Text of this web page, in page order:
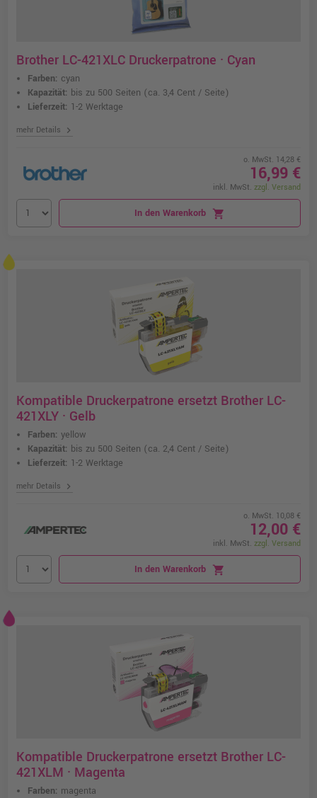
Brother LC-421XLC Druckerpatrone · Cyan
Farben: cyan
Kapazität: bis zu 500 Seiten (ca. 3,4 Cent / Seite)
Lieferzeit: 1-2 Werktage
mehr Details chevron_right
o. MwSt. 14,28 €
16,99 €
inkl. MwSt. zzgl. Versand
In den Warenkorb shopping_cart
Kompatible Druckerpatrone ersetzt Brother LC-
421XLY · Gelb
Farben: yellow
Kapazität: bis zu 500 Seiten (ca. 2,4 Cent / Seite)
Lieferzeit: 1-2 Werktage
mehr Details chevron_right
o. MwSt. 10,08 €
12,00 €
inkl. MwSt. zzgl. Versand
In den Warenkorb shopping_cart
Kompatible Druckerpatrone ersetzt Brother LC-
421XLM · Magenta
Farben: magenta